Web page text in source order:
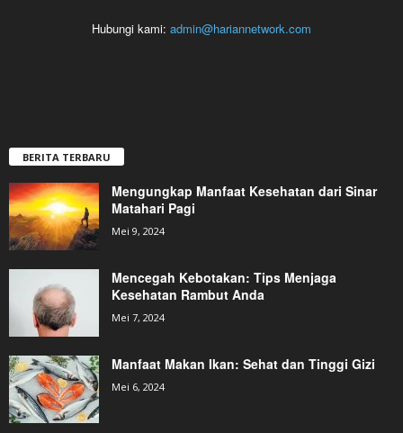
Hubungi kami: admin@hariannetwork.com
BERITA TERBARU
Mengungkap Manfaat Kesehatan dari Sinar
Matahari Pagi
Mei 9, 2024
Mencegah Kebotakan: Tips Menjaga
Kesehatan Rambut Anda
Mei 7, 2024
Manfaat Makan Ikan: Sehat dan Tinggi Gizi
Mei 6, 2024